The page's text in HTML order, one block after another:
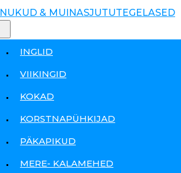
NUKUD & MUINASJUTUTEGELASED
INGLID
VIIKINGID
KOKAD
KORSTNAPÜHKIJAD
PÄKAPIKUD
MERE- KALAMEHED